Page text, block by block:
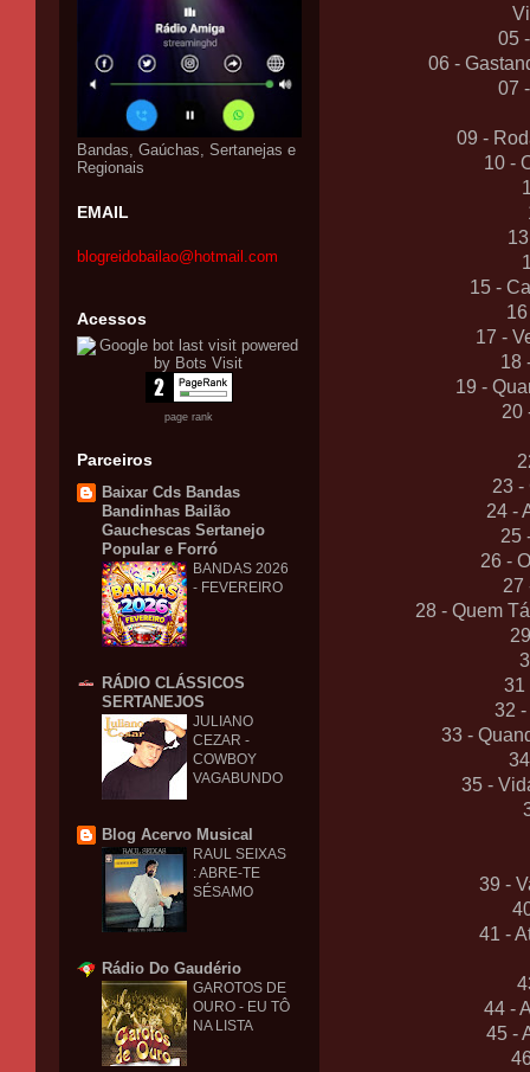
05
06 -
07
09 -
10 -
15 -
17 -
18
19 -
20
23 -
24 -
25
26 -
27
28 - Quem
31
32
33 -
35 -
39 -
41 -
44 -
45 -
Bandas, Gaúchas, Sertanejas e
Regionais
EMAIL
blogreidobailao@hotmail.com
Acessos
page rank
Parceiros
Baixar Cds Bandas
Bandinhas Bailão
Gauchescas Sertanejo
Popular e Forró
BANDAS 2026
- FEVEREIRO
RÁDIO CLÁSSICOS
SERTANEJOS
JULIANO
CEZAR -
COWBOY
VAGABUNDO
Blog Acervo Musical
RAUL SEIXAS
: ABRE-TE
SÉSAMO
Rádio Do Gaudério
GAROTOS DE
OURO - EU TÔ
NA LISTA